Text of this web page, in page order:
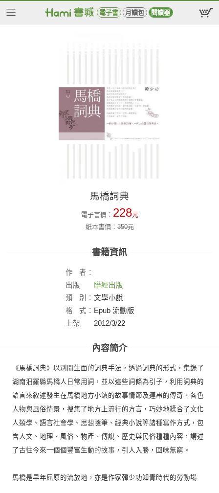
電子書 月讀包 閱讀器
馬橋詞典
電子書價： 228元
紙本書價：350元
書籍資訊
作
者：
出版
社：
聯經出版
類
別： 文學小說
格
式： Epub 流動版
上架
2012/3/22
內容簡介
《馬橋詞典》以別開生面的詞典手法，透過詞典的形式，集錄了
湖南汨羅縣馬橋人日常用詞，並以這些詞條為引子，利用詞典的
語言來敘述發生在馬橋地方小鎮的故事情節及連串的傳奇、各色
人物與風俗情景，搜集了地方上流行的方言，巧妙地糅合了文化
人類學、語言社會學、思想隨筆、經典小說等諸種寫作方式，包
含人文、地理、風俗、物產、傳說、歷史與民俗種種內容，講述
了古往今來一個個豐富生動的故事，引人入勝，回味無窮。
馬橋是早年屈原的流放地，亦是作家韓少功知青時代的勞動場